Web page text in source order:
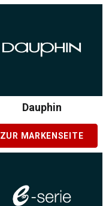
Dauphin
ZUR MARKENSEITE